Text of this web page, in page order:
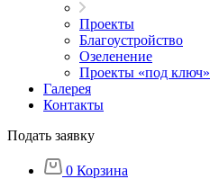
Проекты
Благоустройство
Озеленение
Проекты «под ключ»
Галерея
Контакты
Подать заявку
0 Корзина